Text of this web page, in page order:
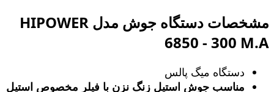
مشخصات دستگاه جوش مدل HIPOWER
6850 - 300 M.A
دستگاه میگ پالس
مناسب جوش استیل زنگ‌ نزن با فیلر مخصوص استیل